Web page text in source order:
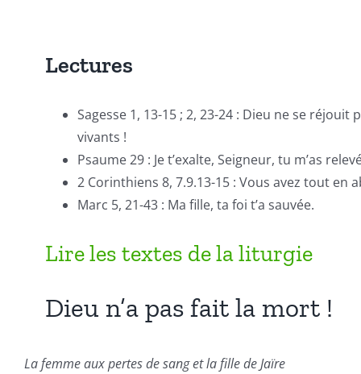
Lectures
Sagesse 1, 13-15 ; 2, 23-24 : Dieu ne se
vivants !
Psaume 29 : Je t’exalte, Seigneur, tu m’as
2 Corinthiens 8, 7.9.13-15 : Vous avez tout en
Marc 5, 21-43 : Ma fille, ta foi t’a sauvée.
Lire les textes de la liturgie
Dieu n’a pas fait la mort !
La femme aux pertes de sang et la fille de Jaïre